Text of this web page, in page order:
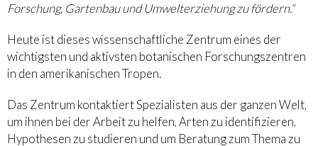
Forschung, Gartenbau und Umwelterziehung zu fördern.“
Heute ist dieses wissenschaftliche Zentrum eines der
wichtigsten und aktivsten botanischen Forschungszentren
in den amerikanischen Tropen.
Das Zentrum kontaktiert Spezialisten aus der ganzen Welt,
um ihnen bei der Arbeit zu helfen, Arten zu identifizieren,
Hypothesen zu studieren und um Beratung zum Thema zu